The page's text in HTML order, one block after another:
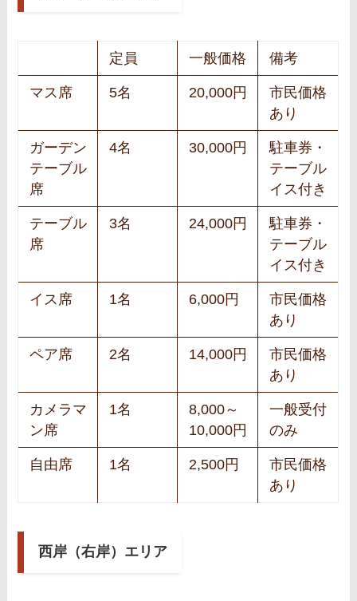
定員 一般価格 備考
マス席 5名 20,000円
市民価格
あり
ガーデン
テーブル
席
4名 30,000円
駐車券・
テーブル
イス付き
テーブル
席
3名 24,000円
駐車券・
テーブル
イス付き
イス席 1名 6,000円
市民価格
あり
ペア席 2名 14,000円
市民価格
あり
カメラマ
ン席
1名
8,000～
10,000円
一般受付
のみ
自由席 1名 2,500円
市民価格
あり
西岸（右岸）エリア